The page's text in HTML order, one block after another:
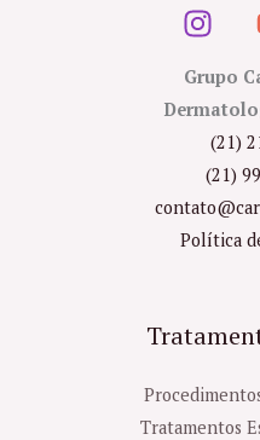
Grupo
(21)
(21)
Política
Tratamentos